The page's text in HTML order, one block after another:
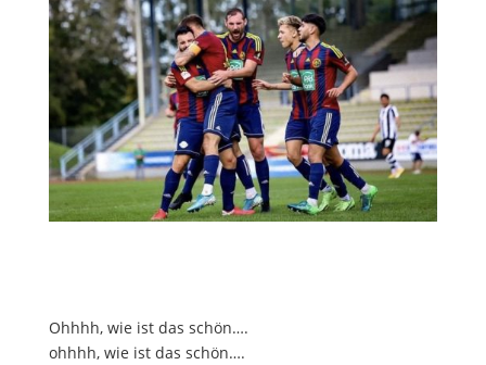
Ohhhh, wie ist das schön….
ohhhh, wie ist das schön….